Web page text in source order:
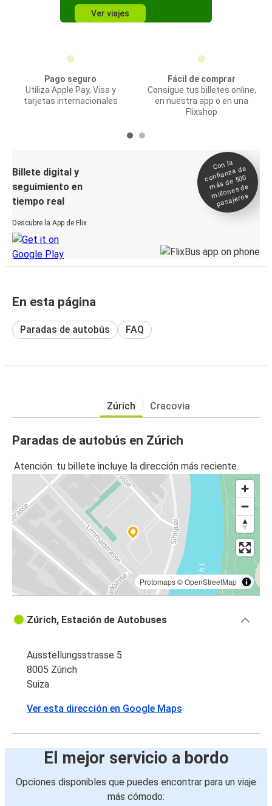
Ver viajes
Pago seguro
Utiliza Apple Pay, Visa y
tarjetas internacionales
Fácil de comprar
Consigue tus billetes online,
en nuestra app o en una
Flixshop
Billete digital y
seguimiento en
tiempo real
Descubre la App de Flix
Con la
confianza de
más de 500
millones de
pasajeros
En esta página
Paradas de autobús FAQ
Zúrich Cracovia
Paradas de autobús en Zúrich
Atención: tu billete incluye la dirección más reciente.
Protomaps©OpenStreetMap
Zúrich, Estación de Autobuses
Ausstellungsstrasse 5
8005 Zúrich
Suiza
Ver esta dirección en Google Maps
El mejor servicio a bordo
Opciones disponibles que puedes encontrar para un viaje
más cómodo: